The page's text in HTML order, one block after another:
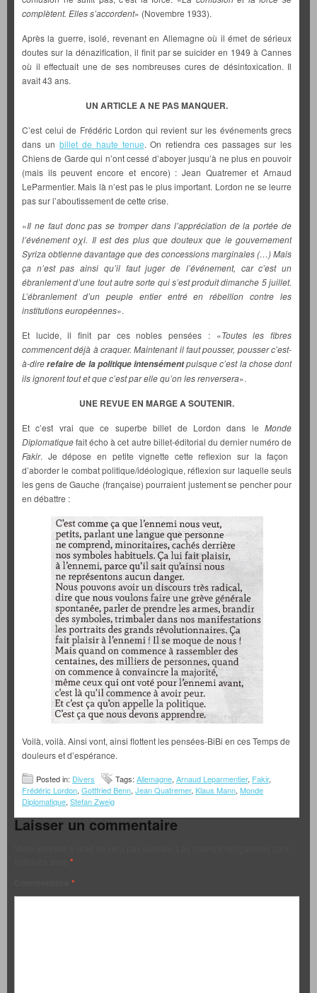
complètent. Elles s’accordent» (Novembre 1933).
Après la guerre, isolé, revenant en Allemagne où il émet de sérieux
doutes sur la dénazification, il finit par se suicider en 1949 à Cannes
où il effectuait une de ses nombreuses cures de désintoxication. Il
avait 43 ans.
UN ARTICLE A NE PAS MANQUER.
C’est celui de Frédéric Lordon qui revient sur les événements grecs
dans un billet de haute tenue. On retiendra ces passages sur les
Chiens de Garde qui n’ont cessé d’aboyer jusqu’à ne plus en pouvoir
(mais ils peuvent encore et encore) : Jean Quatremer et Arnaud
LeParmentier. Mais là n’est pas le plus important. Lordon ne se leurre
pas sur l’aboutissement de cette crise.
«Il ne faut donc pas se tromper dans l’appréciation de la portée de
l’événement oχi. Il est des plus que douteux que le gouvernement
Syriza obtienne davantage que des concessions marginales (…) Mais
ça n’est pas ainsi qu’il faut juger de l’événement, car c’est un
ébranlement d’une tout autre sorte qui s’est produit dimanche 5 juillet.
L’ébranlement d’un peuple entier entré en rébellion contre les
institutions européennes».
Et lucide, il finit par ces nobles pensées : «Toutes les fibres
commencent déjà à craquer. Maintenant il faut pousser, pousser c’est-
à-direrefaire de la politique intensémentpuisque c’est la chose dont
ils ignorent tout et que c’est par elle qu’on les renversera».
UNE REVUE EN MARGE A SOUTENIR.
Et c’est vrai que ce superbe billet de Lordon dans le Monde
Diplomatiquefait écho à cet autre billet-éditorial du dernier numéro de
Fakir. Je dépose en petite vignette cette reflexion sur la façon
d’aborder le combat politique/idéologique, réflexion sur laquelle seuls
les gens de Gauche (française) pourraient justement se pencher pour
en débattre :
Voilà, voilà. Ainsi vont, ainsi flottent les pensées-BiBi en ces Temps de
douleurs et d’espérance.
Posted in: Divers Tags: Allemagne, Arnaud Leparmentier, Fakir,
Frédéric Lordon, Gottfried Benn, Jean Quatremer, Klaus Mann, Monde
Diplomatique, Stefan Zweig
Laisser un commentaire
*
*